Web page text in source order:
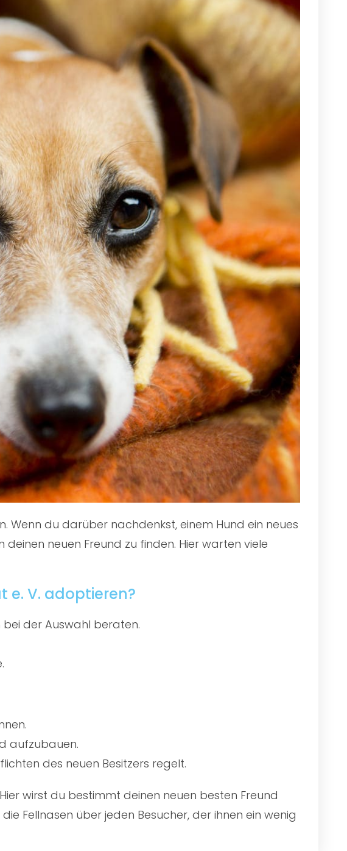
Wenn du darüber nachdenkst, einem Hund ein neues
neuen Freund zu finden. Hier warten viele
e. V. adoptieren?
der Auswahl beraten.
aufzubauen.
des neuen Besitzers regelt.
wirst du bestimmt deinen neuen besten Freund
Fellnasen über jeden Besucher, der ihnen ein wenig